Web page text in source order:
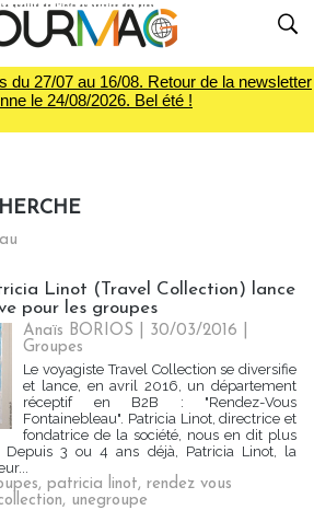
du 27/07 au 16/08. Retour de la newsletter
le 24/08/2026. Bel été !
Linot (Travel Collection) lance
pour les groupes
Anaïs BORIOS | 30/03/2016
Groupes
Le voyagiste Travel Collection se diversifie
et lance, en avril 2016, un département
réceptif en B2B : "Rendez-Vous
Fontainebleau". Patricia Linot, directrice et
fondatrice de la société, nous en dit plus
3 ou 4 ans déjà, Patricia Linot, la
, patricia linot, rendez vous
, unegroupe